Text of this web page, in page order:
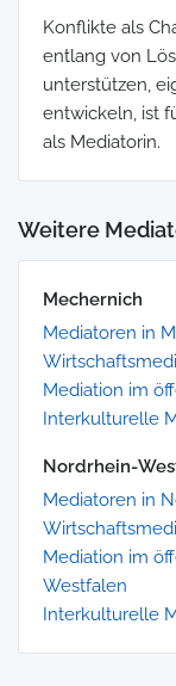
Konflikte als
entlang von
unterstützen,
entwickeln, ist
als Mediatorin.
Weitere
Mechernich
Mediatoren in
Mediation im
Interkulturelle
Nordrhein-
Mediatoren in
Mediation im
Westfalen
Interkulturelle